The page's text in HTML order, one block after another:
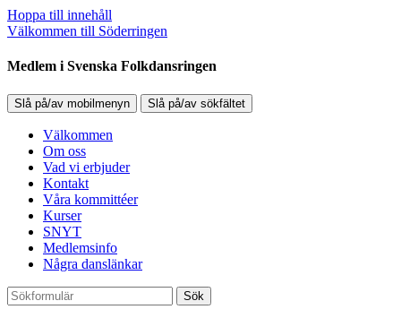
Hoppa till innehåll
Välkommen till Söderringen
Medlem i Svenska Folkdansringen
Slå på/av mobilmenyn Slå på/av sökfältet
Välkommen
Om oss
Vad vi erbjuder
Kontakt
Våra kommittéer
Kurser
SNYT
Medlemsinfo
Några danslänkar
Sök